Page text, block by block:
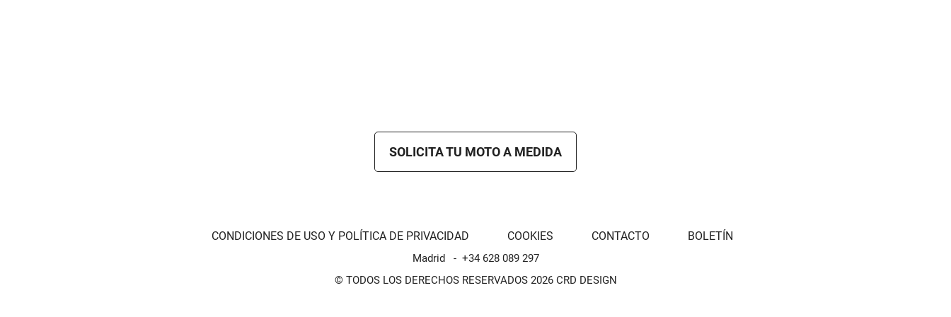
SOLICITA TU MOTO A MEDIDA
CONDICIONES DE USO Y POLÍTICA DE PRIVACIDAD COOKIES CONTACTO BOLETÍN
Madrid
+34 628 089 297
© TODOS LOS DERECHOS RESERVADOS 2026 CRD DESIGN